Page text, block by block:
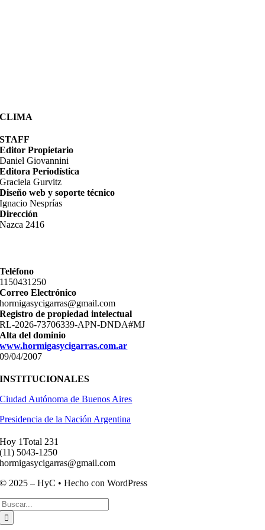
CLIMA
STAFF
Editor Propietario
Daniel Giovannini
Editora Periodística
Graciela Gurvitz
Diseño web y soporte técnico
Ignacio Nesprías
Dirección
Nazca 2416
Teléfono
11­50431250
Correo Electrónico
hormigasycigarras@gmail.com
Registro de propiedad intelectual
RL-2026-73706339-APN-DNDA#MJ
Alta del dominio
www.hormigasycigarras.com.ar
09/04/2007
INSTITUCIONALES
Ciudad Autónoma de Buenos Aires
Presidencia de la Nación Argentina
Hoy 1Total 231
(11) ­5043-1250
hormigasycigarras@gmail.com
© 2025 – HyC • Hecho con WordPress